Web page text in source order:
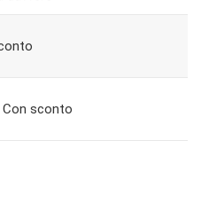
Con sconto